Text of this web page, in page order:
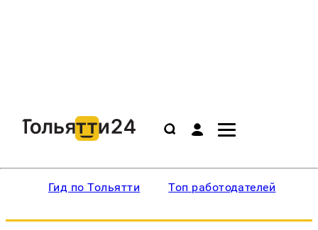
Гид по Тольятти Топ работодателей